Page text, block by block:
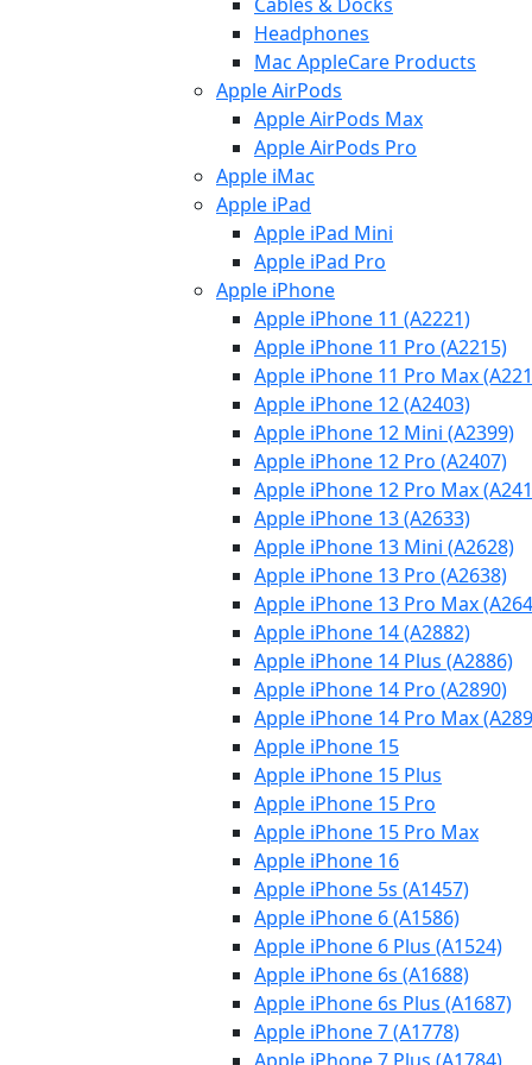
Headphones
Mac AppleCare Products
Apple AirPods
Apple AirPods Max
Apple AirPods Pro
Apple iMac
Apple iPad
Apple iPad Mini
Apple iPad Pro
Apple iPhone
Apple iPhone 11 (A2221)
Apple iPhone 11 Pro (A2215)
Apple iPhone 11 Pro Max
Apple iPhone 12 (A2403)
Apple iPhone 12 Mini (A2399)
Apple iPhone 12 Pro (A2407)
Apple iPhone 12 Pro Max
Apple iPhone 13 (A2633)
Apple iPhone 13 Mini (A2628)
Apple iPhone 13 Pro (A2638)
Apple iPhone 13 Pro Max
Apple iPhone 14 (A2882)
Apple iPhone 14 Plus (A2886)
Apple iPhone 14 Pro (A2890)
Apple iPhone 14 Pro Max
Apple iPhone 15
Apple iPhone 15 Plus
Apple iPhone 15 Pro
Apple iPhone 15 Pro Max
Apple iPhone 16
Apple iPhone 5s (A1457)
Apple iPhone 6 (A1586)
Apple iPhone 6 Plus (A1524)
Apple iPhone 6s (A1688)
Apple iPhone 6s Plus (A1687)
Apple iPhone 7 (A1778)